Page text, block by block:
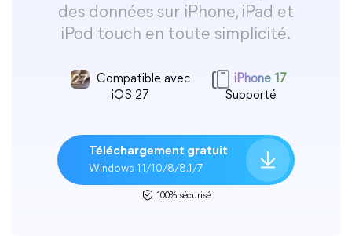
des données sur iPhone, iPad et
iPod touch en toute simplicité.
Compatible avec
iOS 27
iPhone 17
Supporté
Téléchargement gratuit
Windows 11/10/8/8.1/7
100% sécurisé